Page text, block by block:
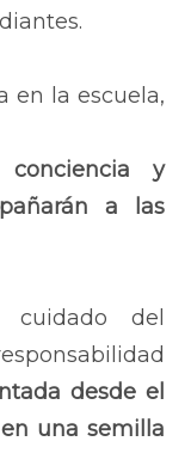
en la escuela,
conciencia y
a las
del
desde el
una semilla